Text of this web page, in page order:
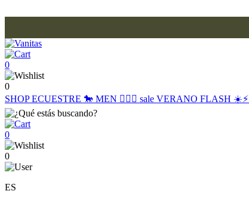
0
0
SHOPECUESTRE 🐎 MEN 🙋🏽‍♂️ sale VERANO FLASH ☀️⚡️
0
0
ES